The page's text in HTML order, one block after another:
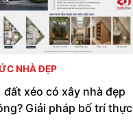
NHÀ ĐẸP
xéo có xây nhà đẹp
Giải pháp bố trí thực